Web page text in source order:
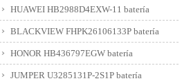
HUAWEI HB2988D4EXW-11 batería
BLACKVIEW FHPK26106133P batería
HONOR HB436797EGW batería
JUMPER U3285131P-2S1P batería